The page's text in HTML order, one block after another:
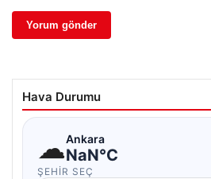
Hava Durumu
☁Ankara
NaN°C
ŞEHIR SEÇ